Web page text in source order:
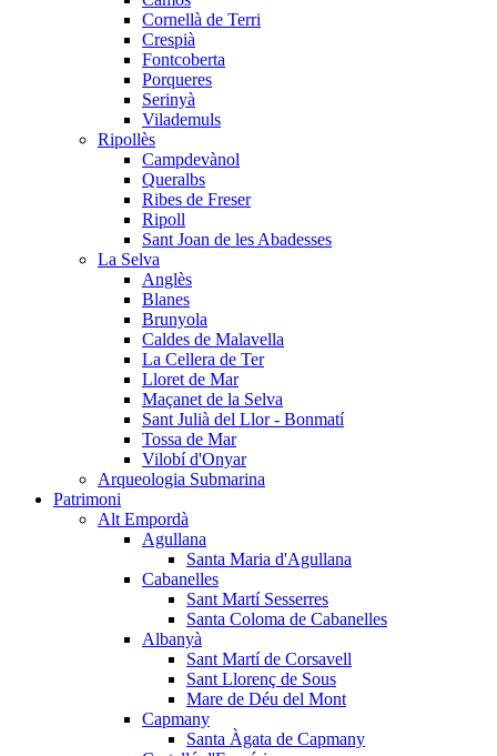
Cornellà de Terri
Crespià
Fontcoberta
Porqueres
Serinyà
Vilademuls
Ripollès
Campdevànol
Queralbs
Ribes de Freser
Ripoll
Sant Joan de les Abadesses
La Selva
Anglès
Blanes
Brunyola
Caldes de Malavella
La Cellera de Ter
Lloret de Mar
Maçanet de la Selva
Sant Julià del Llor - Bonmatí
Tossa de Mar
Vilobí d'Onyar
Arqueologia Submarina
Patrimoni
Alt Empordà
Agullana
Santa Maria d'Agullana
Cabanelles
Sant Martí Sesserres
Santa Coloma de Cabanelles
Albanyà
Sant Martí de Corsavell
Sant Llorenç de Sous
Mare de Déu del Mont
Capmany
Santa Àgata de Capmany